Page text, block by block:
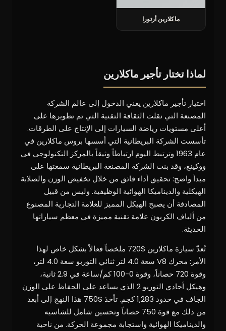
ماكلارين أرتورا
لماذا تختار تأجير ماكلارين
اختيار تأجير ماكلارين يعني الدخول إلى عالم الشركة
المصنعة التي نقلت الثقافة التقنية التي تم تطويرها على
أعلى مستويات رياضة السيارات إلى الإنتاج على الطرقات.
تأسست الشركة البريطانية التي أسسها بروس ماكلارين في
عام 1963 وترتبط اليوم ارتباطاً وثيقاً بالمركز التكنولوجي في
ووكينغ، وقد بنت الشركة المصنعة البريطانية سمعتها على
مبدأ واضح: تحقيق أداء فائق من خلال تخفيض الوزن والصلابة
الهيكلية والديناميكا الهوائية الوظيفية. وليس من قبيل
المصادفة أن يصبح الهيكل المميز للعلامة التجارية المصنوع
من ألياف الكربون علامة تقنية مميزة في معظم سياراتها
الحديثة.
تُعدّ سيارة ماكلارين 720S ملخصاً فعالاً بشكل خاص لهذا
الأمر: محرك V8 سعة 4.0 لتر ثنائي التوربو سعة 4.0 لتر،
وقوة 720 حصاناً، وقوة 0-100 كم/ساعة في 2.9 ثانية،
وهيكل أحادي التوربو 2 الذي يساعد على الحفاظ على الوزن
الجاف في حدود 1,283 كجم. تأخذ 750S هذا النهج إلى أبعد
من ذلك مع قوة 750 حصاناً وتحسين شامل للشاسيه
والديناميكا الهوائية واستجابة مجموعة الحركة. من ناحية